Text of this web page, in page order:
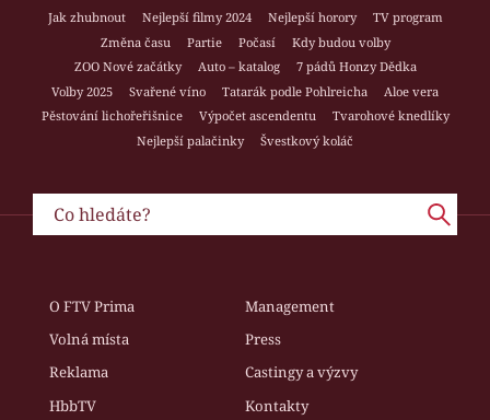
Jak zhubnout Nejlepší filmy 2024 Nejlepší horory
TV program
Změna času
Partie Počasí
Kdy budou volby
ZOO Nové začátky
Auto – katalog
7 pádů Honzy Dědka
Volby 2025
Svařené víno Tatarák podle Pohlreicha
Aloe vera
Pěstování lichořeřišnice
Výpočet ascendentu
Tvarohové knedlíky
Nejlepší palačinky
Švestkový koláč
O FTV Prima
Management
Volná místa
Press
Reklama
Castingy a výzvy
HbbTV
Kontakty